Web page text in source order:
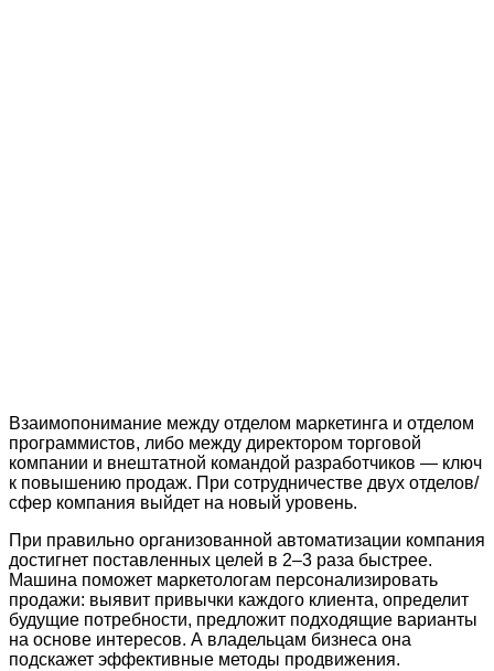
Взаимопонимание между отделом маркетинга и отделом
программистов, либо между директором торговой
компании и внештатной командой разработчиков — ключ
к повышению продаж. При сотрудничестве двух отделов/
сфер компания выйдет на новый уровень.
При правильно организованной автоматизации компания
достигнет поставленных целей в 2–3 раза быстрее.
Машина поможет маркетологам персонализировать
продажи: выявит привычки каждого клиента, определит
будущие потребности, предложит подходящие варианты
на основе интересов. А владельцам бизнеса она
подскажет эффективные методы продвижения.